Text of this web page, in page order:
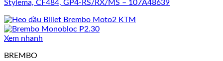
Stylema, CF484, GP4-RS/RX/MS – 107A48639
Xem nhanh
BREMBO